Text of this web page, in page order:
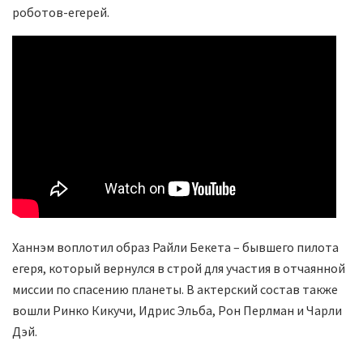
роботов-егерей.
Ханнэм воплотил образ Райли Бекета – бывшего пилота
егеря, который вернулся в строй для участия в отчаянной
миссии по спасению планеты. В актерский состав также
вошли Ринко Кикучи, Идрис Эльба, Рон Перлман и Чарли
Дэй.